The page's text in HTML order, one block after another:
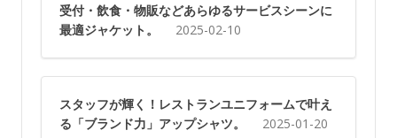
受付・飲食・物販などあらゆるサービスシーンに
最適ジャケット。
2025-02-10
スタッフが輝く！レストランユニフォームで叶え
る「ブランド力」アップシャツ。
2025-01-20